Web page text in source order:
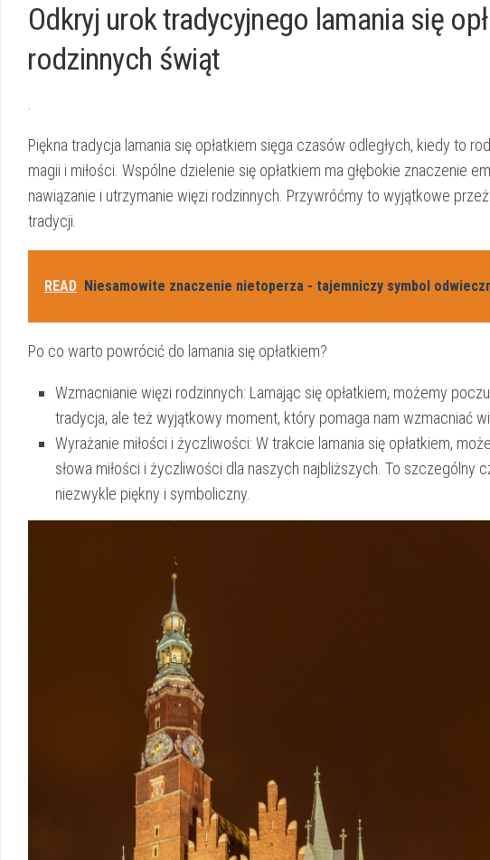
Odkryj urok⁢ tradycyjnego lamania się
⁤rodzinnych świąt
Piękna tradycja lamania ‍się opłatkiem sięga ‌czasów odległych, kiedy to
magii i miłości. Wspólne ‍dzielenie ‌się opłatkiem ma głębokie ⁤znaczenie
nawiązanie i ⁢utrzymanie więzi rodzinnych. Przywróćmy to ⁢wyjątkowe
tradycji.
READ Niesamowite znaczenie nietoperza - tajemniczy symbol
Po co ⁣warto‌ powrócić do lamania się opłatkiem?
Wzmacnianie więzi rodzinnych: ⁤Lamając się‍ opłatkiem, możemy
tradycja,​ ale też wyjątkowy moment, który pomaga‌ nam wzmacniać
Wyrażanie miłości ⁤i życzliwości: W trakcie lamania ‌się opłatkiem,
słowa miłości i życzliwości dla naszych najbliższych. To‌
niezwykle ⁢piękny i symboliczny.